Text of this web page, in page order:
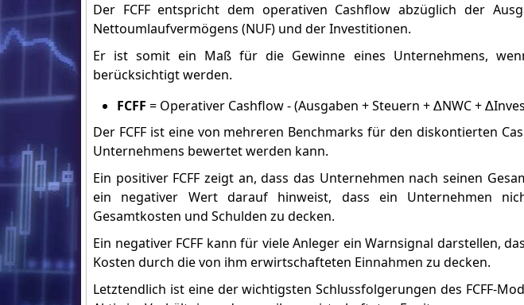
Der FCFF entspricht dem operativen Cashflow abzüglich der
Nettoumlaufvermögens (NUF) und der Investitionen.
Er ist somit ein Maß für die Gewinne eines Unternehmens,
berücksichtigt werden.
FCFF = Operativer Cashflow - (Ausgaben + Steuern + ∆NWC +
Der FCFF ist eine von mehreren Benchmarks für den diskontierten
Unternehmens bewertet werden kann.
Ein positiver FCFF zeigt an, dass das Unternehmen nach seinen
ein negativer Wert darauf hinweist, dass ein Unternehmen
Gesamtkosten und Schulden zu decken.
Ein negativer FCFF kann für viele Anleger ein Warnsignal darstellen,
Kosten durch die von ihm erwirtschafteten Einnahmen zu decken.
Letztendlich ist eine der wichtigsten Schlussfolgerungen des FCFF-